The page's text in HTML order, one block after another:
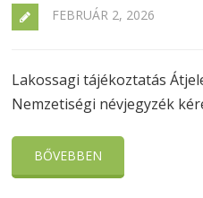
FEBRUÁR 2, 2026
Lakossagi tájékoztatás
Nemzetiségi névjegyzék
BŐVEBBEN